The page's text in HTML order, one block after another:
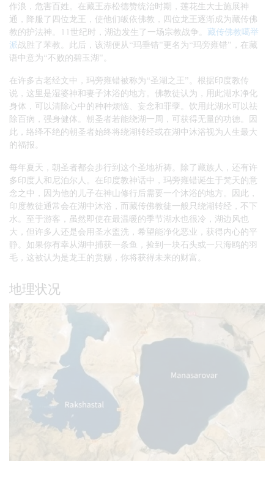
作浪，危害百姓。在藏王赤松德赞统治时期，莲花生大士施展神
通，降服了四位龙王，使他们皈依佛教，四位龙王逐渐成为藏传佛
教的护法神。11世纪时，湖边发生了一场宗教战争。 藏传佛教噶举
派战胜了苯教。此后，该湖便从“玛垂错”更名为“玛旁雍错”，在藏
语中意为“不败的碧玉湖”。
在许多古老经文中，玛旁雍错被称为“圣湖之王”。根据印度教传
说，这里是湿婆神和妻子沐浴的地方。佛教徒认为，用此湖水净化
身体，可以清除心中的种种烦恼、妄念和罪孽。饮用此湖水可以祛
除百病，强身健体。朝圣者若能绕湖一周，可获得无量的功德。因
此，络绎不绝的朝圣者始终将绕湖转经或在湖中沐浴视为人生最大
的福报。
每年夏天，朝圣者都会步行到这个圣地祈祷。除了藏族人，还有许
多印度人和尼泊尔人。在印度教神话中，玛旁雍错诞生于梵天的意
念之中，因为他的儿子在神山修行后需要一个沐浴的地方。因此，
印度教徒通常会在湖中沐浴，而藏传佛教徒一般只绕湖转经，不下
水。至于游客，虽然即使在最温暖的季节湖水也很冷，湖边风也
大，但许多人还是会用圣水盥洗，希望能净化恶业，获得内心的平
静。如果你有幸从湖中捕获一条鱼，捡到一块石头或一只海鸥的羽
毛，这被认为是龙王的赏赐，你将获得未来的财富。
地理状况